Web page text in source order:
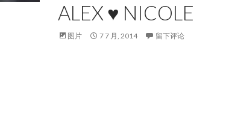
ALEX ♥ NICOLE
图片 7 7 月, 2014 留下评论